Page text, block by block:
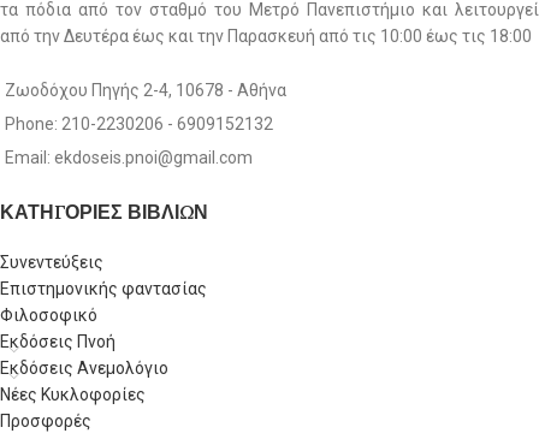
τα πόδια από τον σταθμό του Μετρό Πανεπιστήμιο και λειτουργεί
από την Δευτέρα έως και την Παρασκευή από τις 10:00 έως τις 18:00
Ζωοδόχου Πηγής 2-4, 10678 - Αθήνα
Phone: 210-2230206 - 6909152132
Email: ekdoseis.pnoi@gmail.com
ΚΑΤΗΓΟΡΙΕΣ ΒΙΒΛΙΩΝ
Συνεντεύξεις
Επιστημονικής φαντασίας
Φιλοσοφικό
Εκδόσεις Πνοή
Εκδόσεις Ανεμολόγιο
Νέες Κυκλοφορίες
Προσφορές